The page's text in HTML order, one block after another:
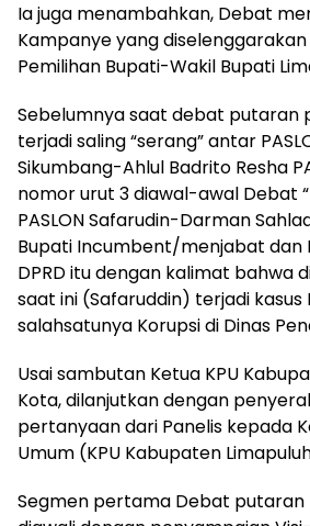
Ia juga menambahkan, Debat
Kampanye yang diselenggarakan
Pemilihan Bupati-Wakil Bupati
Sebelumnya saat debat putaran
terjadi saling “serang” antar
Sikumbang-Ahlul Badrito Resha
nomor urut 3 diawal-awal Debat
PASLON Safarudin-Darman
Bupati Incumbent/menjabat dan
DPRD itu dengan kalimat bahwa
saat ini (Safaruddin) terjadi kasus
salahsatunya Korupsi di Dinas
Usai sambutan Ketua KPU
Kota, dilanjutkan dengan
pertanyaan dari Panelis kepada
Umum (KPU Kabupaten
Segmen pertama Debat